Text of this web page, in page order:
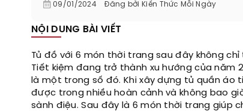
09/01/2024 Đăng bởi Kiến Thức Mỗi Ngày
NỘI DUNG BÀI VIẾT
Tủ đồ với 6 món thời trang sau đây không
Tiết kiệm đang trở thành xu hướng của năm
là một trong số đó. Khi xây dựng tủ quần
được trong nhiều hoàn cảnh và không bao
sành điệu. Sau đây là 6 món thời trang giúp